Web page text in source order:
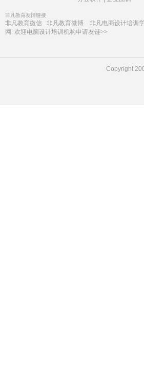
非凡教育友情链接
非凡教育微信 非凡教育微博 非凡电商设计培训
网 欢迎电脑设计培训机构申请友链>>
Copyright